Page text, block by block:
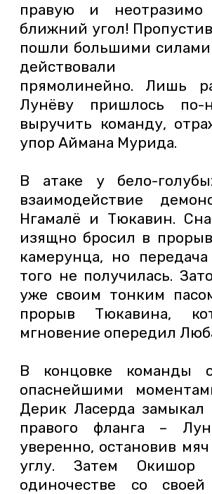
правую и
ближний угол!
пошли большими силами
действовали
прямолинейно. Лишь
Лунёву пришлось по-
выручить команду,
упор Аймана Мурида.
В атаке у бело-
взаимодействие
Нгамалё и Тюкавин.
изящно бросил в
камерунца, но
того не получилась.
уже своим тонким
прорыв Тюкавина,
мгновение опередил
В концовке команды
опаснейшими
Дерик Ласерда замыкал
правого фланга –
уверенно, остановив
углу. Затем Окишор
одиночестве со